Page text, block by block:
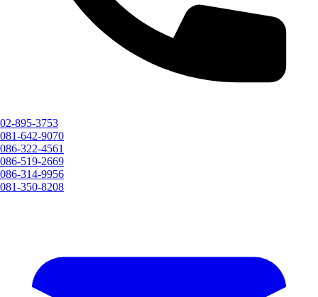
02-895-3753
081-642-9070
086-322-4561
086-519-2669
086-314-9956
081-350-8208